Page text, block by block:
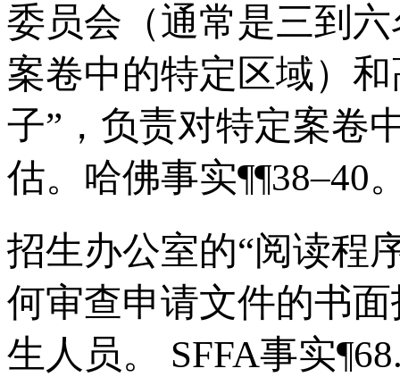
委员会（通常是三到
案卷中的特定区域）
子”，负责对特定案卷
估。哈佛事实¶¶38–40
招生办公室的“阅读程
何审查申请文件的书
生人员。 SFFA事实